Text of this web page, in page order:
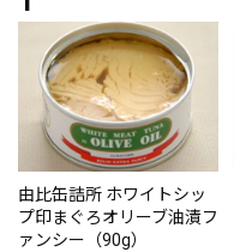
由比缶詰所 ホワイトシッ
プ印まぐろオリーブ油漬フ
ァンシー（90g）